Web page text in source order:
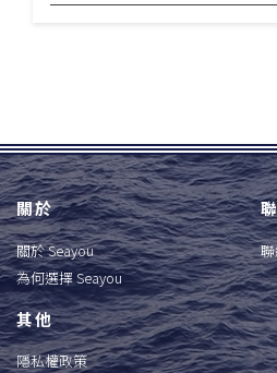
關於
關於 Seayou
為何選擇 Seayou
其他
隱私權政策